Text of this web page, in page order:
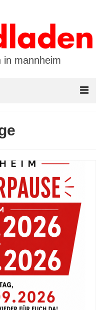
in mannheim
/ belair / divide
pro / 2026 / 100nm